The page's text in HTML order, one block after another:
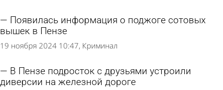
Появилась информация о поджоге сотовых
вышек в Пензе
19 ноября 2024 10:47 Криминал
В Пензе подросток с друзьями устроили
диверсии на железной дороге